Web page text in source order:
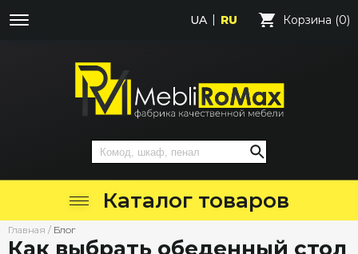
UA RU Корзина (0)
Каталог товаров
Главная / Блог
Как выбрать обеденный стол